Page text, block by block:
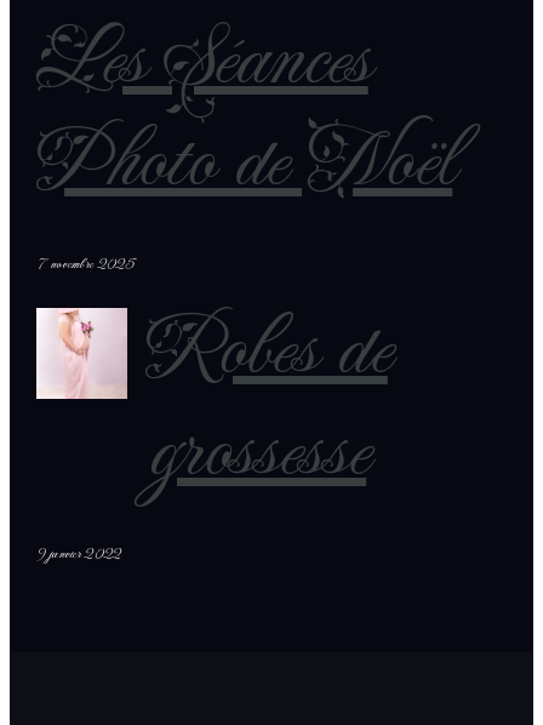
Les Séances
Photo de Noël
7 novembre 2025
Robes de
grossesse
9 janvier 2022